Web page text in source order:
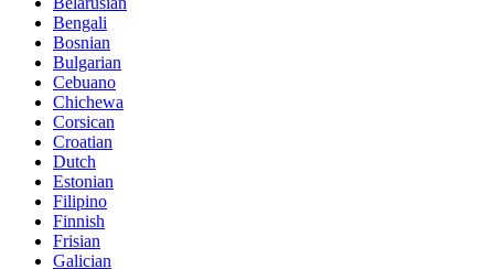
Bengali
Bosnian
Bulgarian
Cebuano
Chichewa
Corsican
Croatian
Dutch
Estonian
Filipino
Finnish
Frisian
Galician